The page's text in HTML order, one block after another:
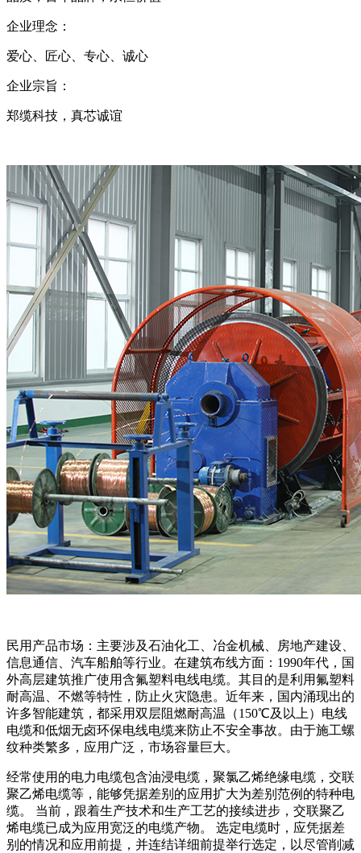
企业理念：
爱心、匠心、专心、诚心
企业宗旨：
郑缆科技，真芯诚谊
民用产品市场：主要涉及石油化工、冶金机械、房地产建设、
信息通信、汽车船舶等行业。在建筑布线方面：1990年代，国
外高层建筑推广使用含氟塑料电线电缆。其目的是利用氟塑料
耐高温、不燃等特性，防止火灾隐患。近年来，国内涌现出的
许多智能建筑，都采用双层阻燃耐高温（150℃及以上）电线
电缆和低烟无卤环保电线电缆来防止不安全事故。由于施工螺
纹种类繁多，应用广泛，市场容量巨大。
经常使用的电力电缆包含油浸电缆，聚氯乙烯绝缘电缆，交联
聚乙烯电缆等，能够凭据差别的应用扩大为差别范例的特种电
缆。 当前，跟着生产技术和生产工艺的接续进步，交联聚乙
烯电缆已成为应用宽泛的电缆产物。 选定电缆时，应凭据差
别的情况和应用前提，并连结详细前提举行选定，以尽管削减